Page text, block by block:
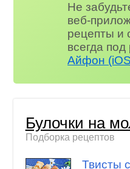
Не
веб-
рецепты и
всегда под
Айфон
Булочки на
Подборка рецептов
Твисты